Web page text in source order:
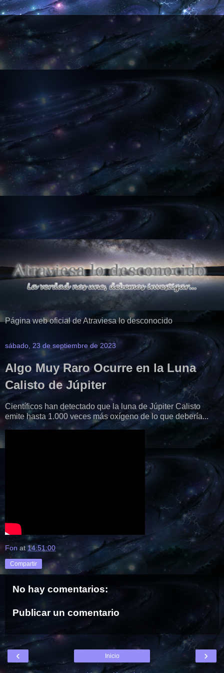
Página web oficial de Atraviesa lo desconocido
sábado, 23 de septiembre de 2023
Algo Muy Raro Ocurre en la Luna
Calisto de Júpiter
Científicos han detectado que la luna de Júpiter Calisto
emite hasta 1.000 veces más oxígeno de lo que debería...
Fon at 14:51:00
Compartir
No hay comentarios:
Publicar un comentario
‹ ›
Inicio